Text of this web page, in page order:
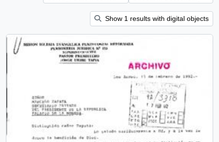
Show 1 results with digital objects